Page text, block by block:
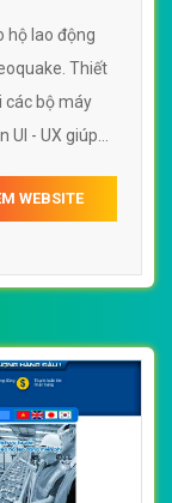
hộ lao động
Thiết
các bộ máy
UI - UX giúp
WEBSITE